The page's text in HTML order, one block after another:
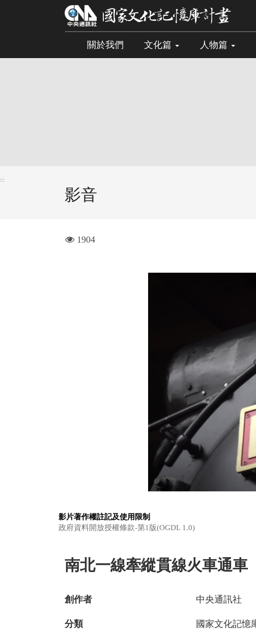
內
關於我們 文化篇 人物篇
:::
影音
visit
1904
影片著作權註記及使用限制
政府資料開放授權條款-第1版(OGDL 1.0)
南北一線牽縱貫線火車通車
創作者 中央通訊社
分類 國家文化記憶